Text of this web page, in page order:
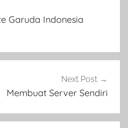
Garuda Indonesia
Next Post
Membuat Server Sendiri